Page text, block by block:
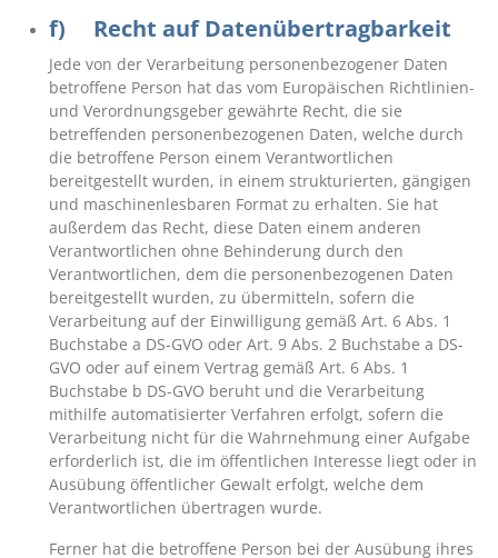
f) Recht auf Datenübertragbarkeit
Jede von der Verarbeitung personenbezogener Daten
betroffene Person hat das vom Europäischen Richtlinien-
und Verordnungsgeber gewährte Recht, die sie
betreffenden personenbezogenen Daten, welche durch
die betroffene Person einem Verantwortlichen
bereitgestellt wurden, in einem strukturierten, gängigen
und maschinenlesbaren Format zu erhalten. Sie hat
außerdem das Recht, diese Daten einem anderen
Verantwortlichen ohne Behinderung durch den
Verantwortlichen, dem die personenbezogenen Daten
bereitgestellt wurden, zu übermitteln, sofern die
Verarbeitung auf der Einwilligung gemäß Art. 6 Abs. 1
Buchstabe a DS-GVO oder Art. 9 Abs. 2 Buchstabe a DS-
GVO oder auf einem Vertrag gemäß Art. 6 Abs. 1
Buchstabe b DS-GVO beruht und die Verarbeitung
mithilfe automatisierter Verfahren erfolgt, sofern die
Verarbeitung nicht für die Wahrnehmung einer Aufgabe
erforderlich ist, die im öffentlichen Interesse liegt oder in
Ausübung öffentlicher Gewalt erfolgt, welche dem
Verantwortlichen übertragen wurde.
Ferner hat die betroffene Person bei der Ausübung ihres